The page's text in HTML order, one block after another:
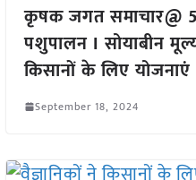
कृषक जगत समाचार@
पशुपालन I सोयाबीन
किसानों के लिए योजनाएं
September 18, 2024